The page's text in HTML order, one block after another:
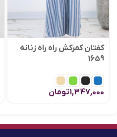
کفتان کمرکش راه راه زنانه
1659
1,347,000تومان